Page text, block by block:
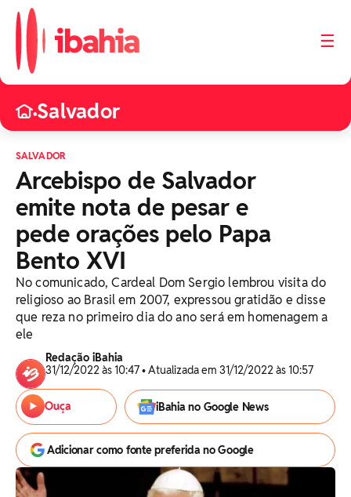
☰
•Salvador
SALVADOR
Arcebispo de Salvador
emite nota de pesar e
pede orações pelo Papa
Bento XVI
No comunicado, Cardeal Dom Sergio lembrou visita do
religioso ao Brasil em 2007, expressou gratidão e disse
que reza no primeiro dia do ano será em homenagem a
ele
Redação iBahia
31/12/2022 às 10:47 • Atualizada em 31/12/2022 às 10:57
Ouça iBahia no Google News
Adicionar como fonte preferida no Google